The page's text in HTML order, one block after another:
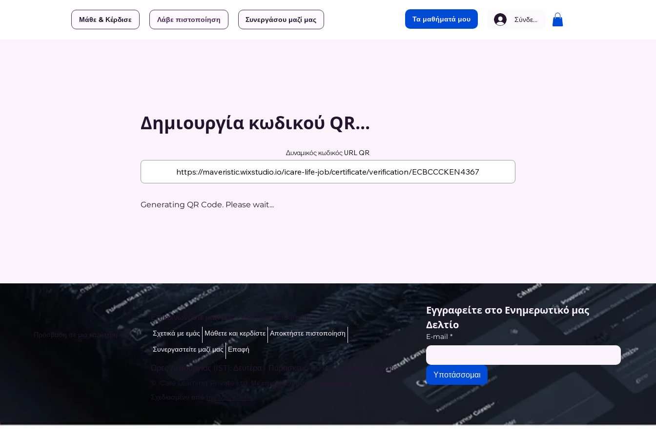
Μάθε & Κέρδισε Λάβε πιστοποίηση Συνεργάσου μαζί μας Τα μαθήματά μου Σύνδεση
Δημιουργία κωδικού QR...
Δυναμικός κωδικός URL QR
Generating QR Code. Please wait...
Πρόσβαση σε μια καλύτερη ζωή
Επικοινωνήστε μαζί μας - talktous@icare.life
Σχετικά με εμάς Μάθετε και κερδίστε Αποκτήστε πιστοποίηση
Συνεργαστείτε μαζί μας Επαφή
Ώρες Λειτουργίας (IST): Δευτέρα - Παρασκευή (10:00 π.μ. έως 6:00 μ.μ.)
© iCare Learning Private Ltd. Με επιφύλαξη παντός δικαιώματος.
Σχεδιασμένο από την Maveristic
Εγγραφείτε στο Ενημερωτικό μας
Δελτίο
E-mail *
Υποτάσσομαι